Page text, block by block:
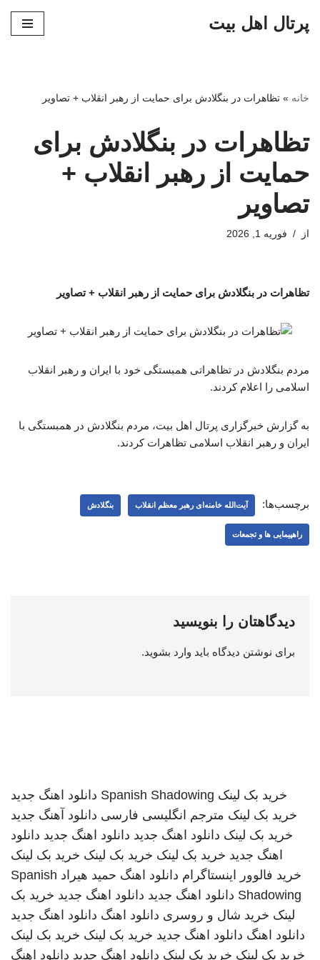
پرتال اهل بیت
خانه » تظاهرات در بنگلادش برای حمایت از رهبر انقلاب + تصاویر
تظاهرات در بنگلادش برای
حمایت از رهبر انقلاب +
تصاویر
از فوریه 1, 2026
تظاهرات در بنگلادش برای حمایت از رهبر انقلاب + تصاویر
مردم بنگلادش در تظاهراتی همبستگی خود با ایران و رهبر انقلاب
اسلامی را اعلام کردند.
به گزارش خبرگزاری پرتال اهل بیت، مردم بنگلادش در همبستگی با
ایران و رهبر انقلاب اسلامی تظاهرات کردند.
برچسب‌ها: آیت‌الله خامنه‌ای رهبر معظم انقلاب بنگلادش
راهپیمایی ها و تجمعات
دیدگاهتان را بنویسید
برای نوشتن دیدگاه باید وارد بشوید.
خرید بک لینک Spanish Shadowing دانلود اهنگ جدید
خرید بک لینک مترجم انگلیسی فارسی دانلود آهنگ جدید
خرید بک لینک دانلود اهنگ جدید دانلود اهنگ جدید دانلود
اهنگ جدید خرید بک لینک خرید بک لینک خرید بک لینک
خرید فالوور اینستاگرام دانلود اهنگ حمید هیراد Spanish
Shadowing دانلود اهنگ جدید دانلود اهنگ جدید خرید بک
لینک خرید شال و روسری دانلود اهنگ دانلود اهنگ جدید
دانلود اهنگ دانلود اهنگ جدید خرید بک لینک خرید بک لینک
خرید بک لینک خرید بک لینک دانلود اهنگ جدید دانلود اهنگ